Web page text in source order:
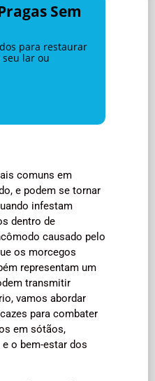
Sem
para restaurar
lar ou
comuns em
e podem se tornar
infestam
dentro de
causado pelo
os morcegos
representam um
transmitir
vamos abordar
para combater
em sótãos,
o bem-estar dos